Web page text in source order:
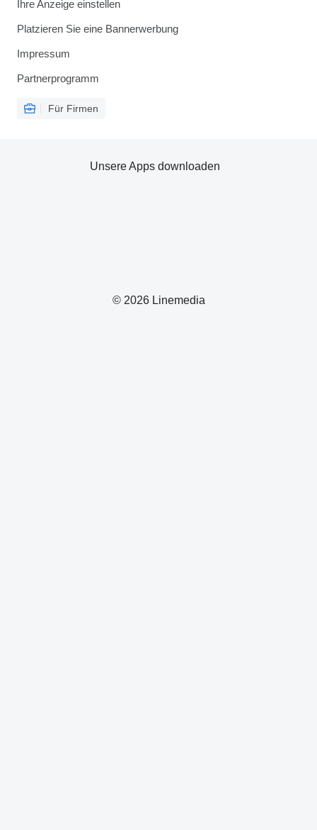
Ihre Anzeige einstellen
Platzieren Sie eine Bannerwerbung
Impressum
Partnerprogramm
Für Firmen
© 2026 Linemedia
Unsere Apps downloaden